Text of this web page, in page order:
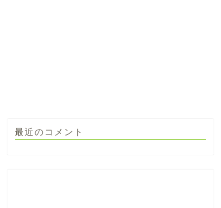
最近のコメント